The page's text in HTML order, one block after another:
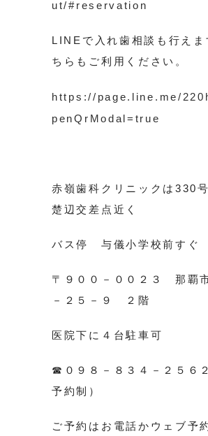
ut/#reservation
LINEで入れ歯相談も行えま
ちらもご利用ください。
https://page.line.me/
penQrModal=true
赤嶺歯科クリニックは330
楚辺交差点近く
バス停 与儀小学校前すぐ
〒９００－００２３ 那覇
－２５－９ ２階
医院下に４台駐車可
☎０９８－８３４－２５６
予約制）
ご予約はお電話かウェブ予